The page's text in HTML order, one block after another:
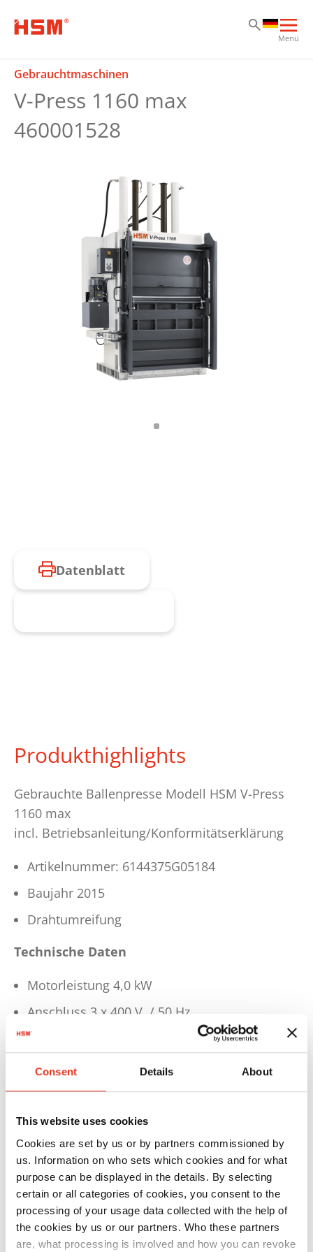
Consent Details About
This website uses cookies
Cookies are set by us or by partners commissioned by
us. Information on who sets which cookies and for what
purpose can be displayed in the details. By selecting
certain or all categories of cookies, you consent to the
processing of your usage data collected with the help of
the cookies by us or our partners. Who these partners
are, what processing is involved and how you can revoke
Menü
Gebrauchtmaschinen
V-Press 1160 max
460001528
Datenblatt
Produkthighlights
Gebrauchte Ballenpresse Modell HSM V-Press
1160 max
incl. Betriebsanleitung/Konformitätserklärung
Artikelnummer: 6144375G05184
Baujahr 2015
Drahtumreifung
Technische Daten
Motorleistung 4,0 kW
Anschluss 3 x 400 V / 50 Hz
Presskraft 548 kN
Theoretische Taktzeit im Leerlauf 25 sec.
Stundenleistung ca. 1 - 2 Ballen
Ballengewicht ca. 400 - 550 kg
(materialabhängig)
Maximale Ballengröße L 1200 x B 1100 x H
1000 - 1200 mm
Größe B 1780 x T 1568 x H 2990 mm, ca. 2430
kg